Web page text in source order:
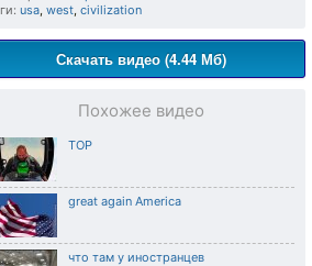
usa, west, civilization
Скачать видео (4.44 Мб)
Похожее видео
TOP
great again America
что там у иностранцев